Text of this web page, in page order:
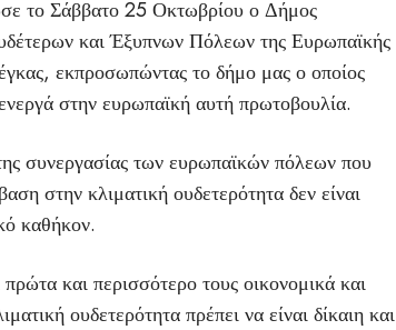
το Σάββατο 25 Οκτωβρίου ο Δήμος
και Έξυπνων Πόλεων της Ευρωπαϊκής
εκπροσωπώντας το δήμο μας ο οποίος
στην ευρωπαϊκή αυτή πρωτοβουλία.
συνεργασίας των ευρωπαϊκών πόλεων που
στην κλιματική ουδετερότητα δεν είναι
καθήκον.
και περισσότερο τους οικονομικά και
ουδετερότητα πρέπει να είναι δίκαιη και